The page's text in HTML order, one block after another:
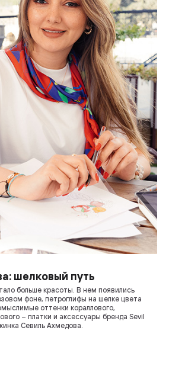
шелковый путь
больше красоты. В нем появились
фоне, петроглифы на шелке цвета
оттенки кораллового,
– платки и аксессуары бренда Sevil
Севиль Ахмедова.